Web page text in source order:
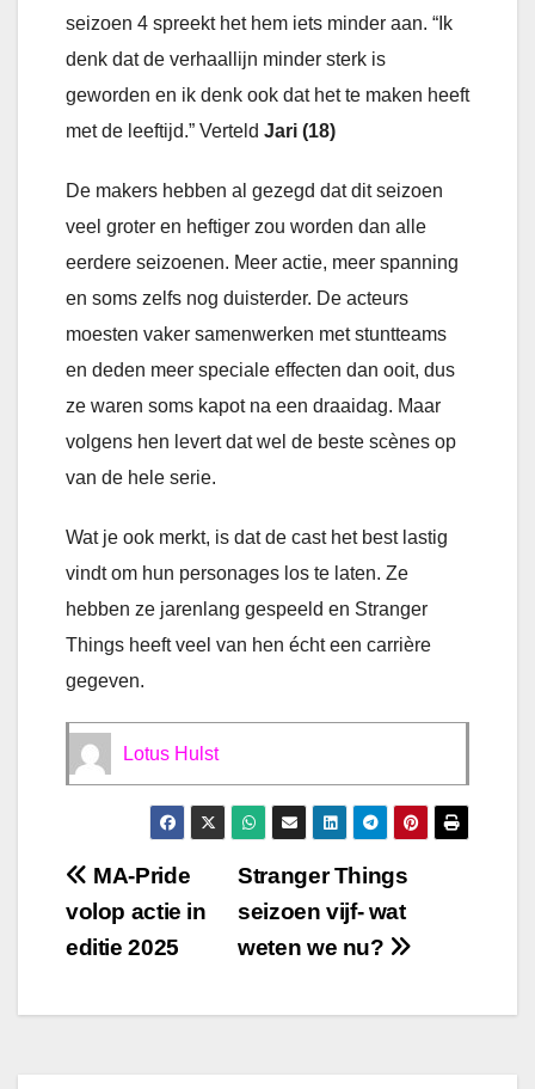
seizoen 4 spreekt het hem iets minder aan. “Ik
denk dat de verhaallijn minder sterk is
geworden en ik denk ook dat het te maken heeft
met de leeftijd.” Verteld Jari (18)
De makers hebben al gezegd dat dit seizoen
veel groter en heftiger zou worden dan alle
eerdere seizoenen. Meer actie, meer spanning
en soms zelfs nog duisterder. De acteurs
moesten vaker samenwerken met stuntteams
en deden meer speciale effecten dan ooit, dus
ze waren soms kapot na een draaidag. Maar
volgens hen levert dat wel de beste scènes op
van de hele serie.
Wat je ook merkt, is dat de cast het best lastig
vindt om hun personages los te laten. Ze
hebben ze jarenlang gespeeld en Stranger
Things heeft veel van hen écht een carrière
gegeven.
Lotus Hulst
Bericht
navigatie
Stranger Things
seizoen vijf- wat
weten we nu?
MA-Pride
volop actie in
editie 2025